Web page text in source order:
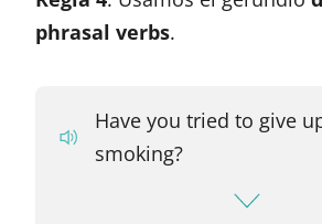
phrasal verbs.
Have you tried to give
smoking?